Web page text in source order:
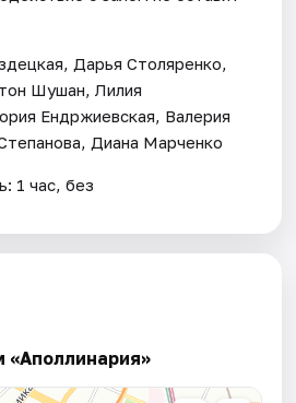
Дарья Столяренко,
Шушан, Лилия
Ендржиевская, Валерия
Диана Марченко
1 час, без
«Аполлинария»